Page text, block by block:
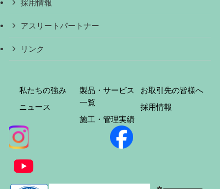
採用情報
アスリートパートナー
リンク
私たちの強み
ニュース
製品・サービス
一覧
施工・管理実績
お取引先の皆様へ
採用情報